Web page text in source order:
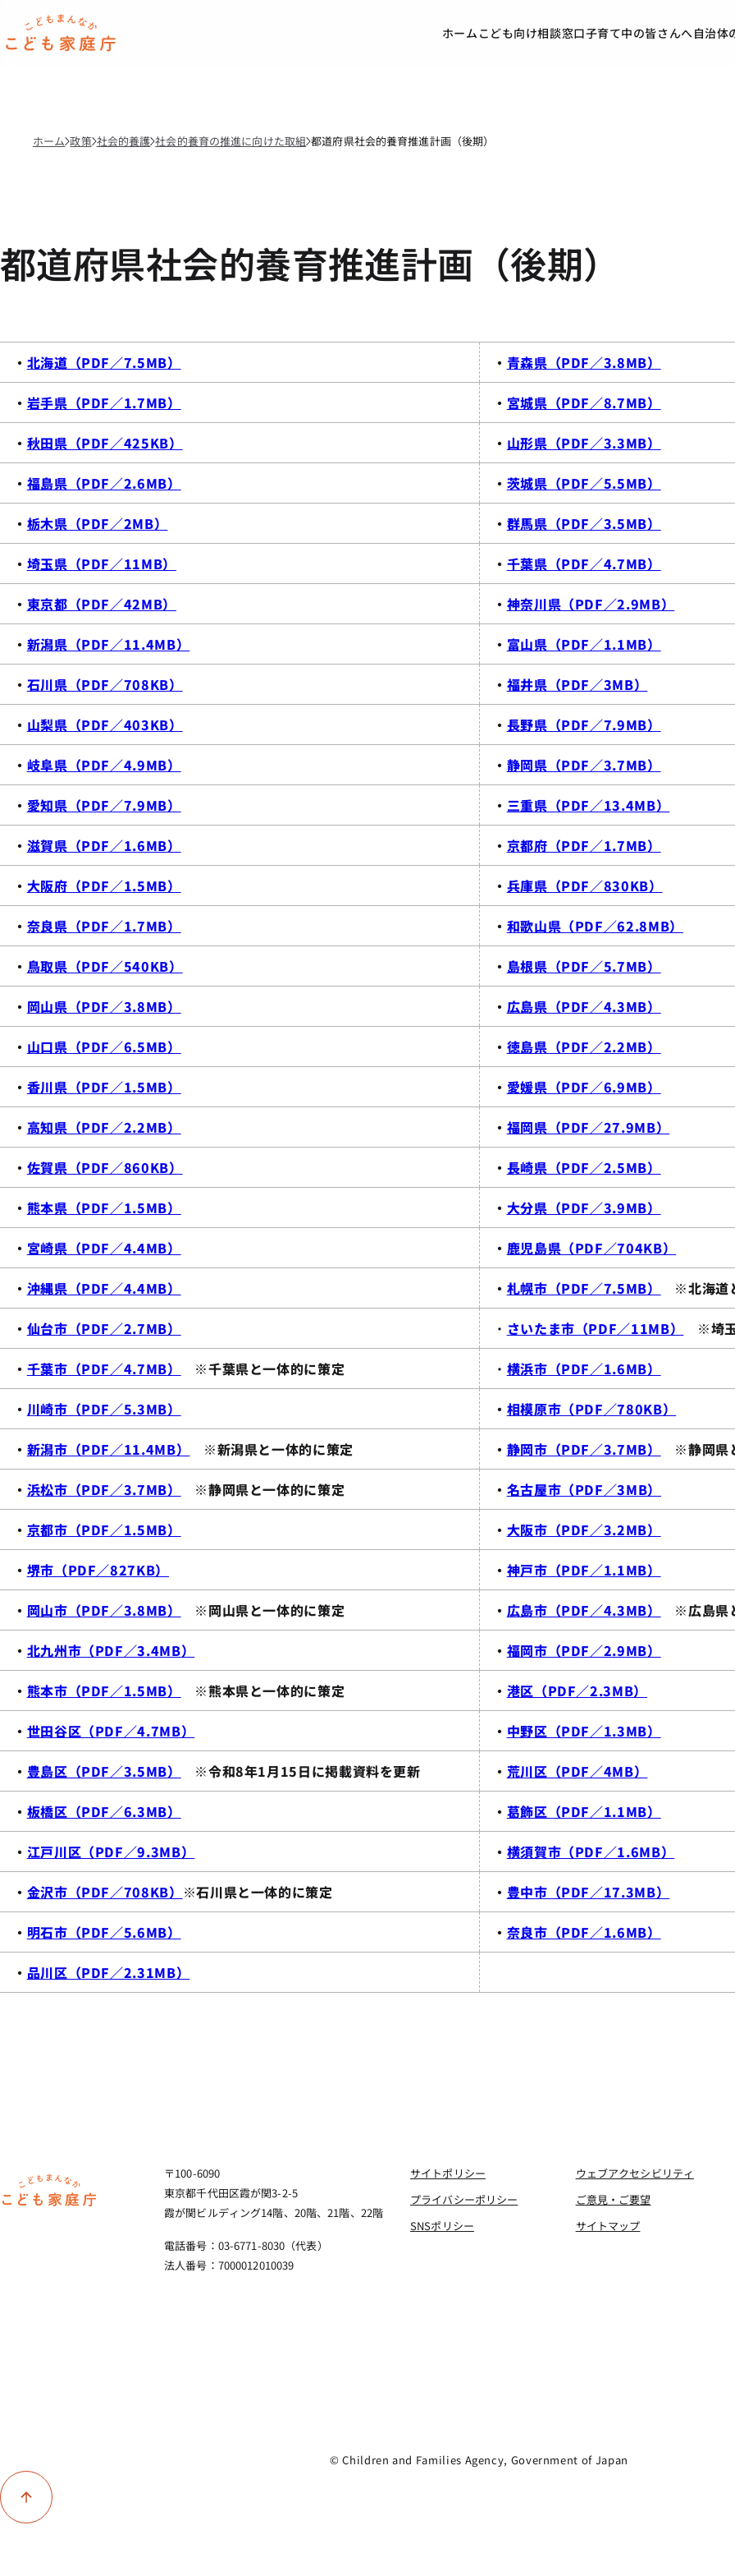
ホーム こども向け相談窓口子育て中の皆さんへ自治体
ホーム 政策 社会的養護 社会的養育の推進に向けた取組 都道府県社会的養育推進計画（後期）
都道府県社会的養育推進計画（後期）
・ 北海道（PDF／7.5MB） ・ 青森県（PDF／3.8MB）
・ 岩手県（PDF／1.7MB） ・ 宮城県（PDF／8.7MB）
・ 秋田県（PDF／425KB） ・ 山形県（PDF／3.3MB）
・ 福島県（PDF／2.6MB） ・ 茨城県（PDF／5.5MB）
・ 栃木県（PDF／2MB） ・ 群馬県（PDF／3.5MB）
・ 埼玉県（PDF／11MB） ・ 千葉県（PDF／4.7MB）
・ 東京都（PDF／42MB） ・ 神奈川県（PDF／2.9MB）
・ 新潟県（PDF／11.4MB） ・ 富山県（PDF／1.1MB）
・ 石川県（PDF／708KB） ・ 福井県（PDF／3MB）
・ 山梨県（PDF／403KB） ・ 長野県（PDF／7.9MB）
・ 岐阜県（PDF／4.9MB） ・ 静岡県（PDF／3.7MB）
・ 愛知県（PDF／7.9MB） ・ 三重県（PDF／13.4MB）
・ 滋賀県（PDF／1.6MB） ・ 京都府（PDF／1.7MB）
・ 大阪府（PDF／1.5MB） ・ 兵庫県（PDF／830KB）
・ 奈良県（PDF／1.7MB） ・ 和歌山県（PDF／62.8MB）
・ 鳥取県（PDF／540KB） ・ 島根県（PDF／5.7MB）
・ 岡山県（PDF／3.8MB） ・ 広島県（PDF／4.3MB）
・ 山口県（PDF／6.5MB） ・ 徳島県（PDF／2.2MB）
・ 香川県（PDF／1.5MB） ・ 愛媛県（PDF／6.9MB）
・ 高知県（PDF／2.2MB） ・ 福岡県（PDF／27.9MB）
・ 佐賀県（PDF／860KB） ・ 長崎県（PDF／2.5MB）
・ 熊本県（PDF／1.5MB） ・ 大分県（PDF／3.9MB）
・ 宮崎県（PDF／4.4MB） ・ 鹿児島県（PDF／704KB）
・ 沖縄県（PDF／4.4MB） ・ 札幌市（PDF／7.5MB） ※北海道
・ 仙台市（PDF／2.7MB） ・ さいたま市（PDF／11MB） ※埼玉
・ 千葉市（PDF／4.7MB） ※千葉県と一体的に策定 ・ 横浜市（PDF／1.6MB）
・ 川崎市（PDF／5.3MB） ・ 相模原市（PDF／780KB）
・ 新潟市（PDF／11.4MB） ※新潟県と一体的に策定 ・ 静岡市（PDF／3.7MB） ※静岡県
・ 浜松市（PDF／3.7MB） ※静岡県と一体的に策定 ・ 名古屋市（PDF／3MB）
・ 京都市（PDF／1.5MB） ・ 大阪市（PDF／3.2MB）
・ 堺市（PDF／827KB） ・ 神戸市（PDF／1.1MB）
・ 岡山市（PDF／3.8MB） ※岡山県と一体的に策定 ・ 広島市（PDF／4.3MB） ※広島県
・ 北九州市（PDF／3.4MB） ・ 福岡市（PDF／2.9MB）
・ 熊本市（PDF／1.5MB） ※熊本県と一体的に策定 ・ 港区（PDF／2.3MB）
・ 世田谷区（PDF／4.7MB） ・ 中野区（PDF／1.3MB）
・ 豊島区（PDF／3.5MB） ※令和8年1月15日に掲載資料を更新 ・ 荒川区（PDF／4MB）
・ 板橋区（PDF／6.3MB） ・ 葛飾区（PDF／1.1MB）
・ 江戸川区（PDF／9.3MB） ・ 横須賀市（PDF／1.6MB）
・ 金沢市（PDF／708KB） ※石川県と一体的に策定 ・ 豊中市（PDF／17.3MB）
・ 明石市（PDF／5.6MB） ・ 奈良市（PDF／1.6MB）
・ 品川区（PDF／2.31MB）
〒100-6090
東京都千代田区霞が関3-2-5
霞が関ビルディング14階、20階、21階、22階
電話番号：03-6771-8030（代表）
法人番号：7000012010039
サイトポリシー
プライバシーポリシー
SNSポリシー
ウェブアクセシビリティ
ご意見・ご要望
サイトマップ
© Children and Families Agency, Government of Japan